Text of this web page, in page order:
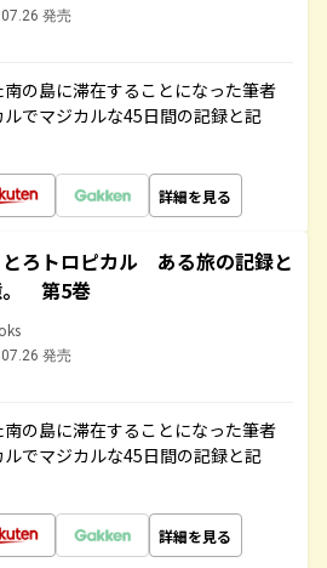
発売
の島に滞在することになった筆者
でマジカルな45日間の記録と記
詳細を見る
とろトロピカル ある旅の記録と
。 第5巻
発売
の島に滞在することになった筆者
でマジカルな45日間の記録と記
詳細を見る